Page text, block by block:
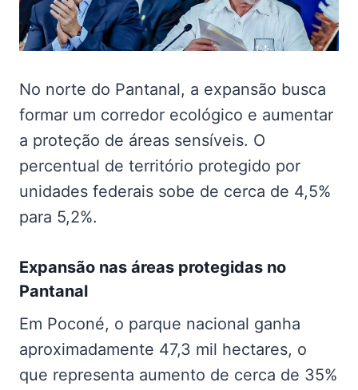
No norte do Pantanal, a expansão busca
formar um corredor ecológico e aumentar
a proteção de áreas sensíveis. O
percentual de território protegido por
unidades federais sobe de cerca de 4,5%
para 5,2%.
Expansão nas áreas protegidas no
Pantanal
Em Poconé, o parque nacional ganha
aproximadamente 47,3 mil hectares, o
que representa aumento de cerca de 35%